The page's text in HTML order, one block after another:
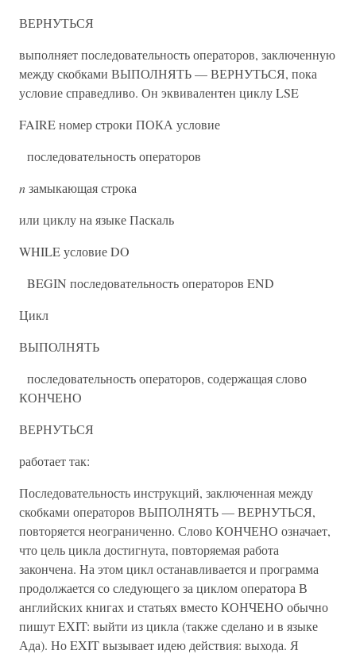
ВЕРНУТЬСЯ
выполняет последовательность операторов, заключенную
между скобками ВЫПОЛНЯТЬ — ВЕРНУТЬСЯ, пока
условие справедливо. Он эквивалентен циклу LSE
FAIRE номер строки ПОКА условие
последовательность операторов
nзамыкающая строка
или циклу на языке Паскаль
WHILE условие DO
BEGIN последовательность операторов END
Цикл
ВЫПОЛНЯТЬ
последовательность операторов, содержащая слово
КОНЧЕНО
ВЕРНУТЬСЯ
работает так:
Последовательность инструкций, заключенная между
скобками операторов ВЫПОЛНЯТЬ — ВЕРНУТЬСЯ,
повторяется неограниченно. Слово КОНЧЕНО означает,
что цель цикла достигнута, повторяемая работа
закончена. На этом цикл останавливается и программа
продолжается со следующего за циклом оператора В
английских книгах и статьях вместо КОНЧЕНО обычно
пишут EXIT: выйти из цикла (также сделано и в языке
Ада). Но EXIT вызывает идею действия: выхода. Я